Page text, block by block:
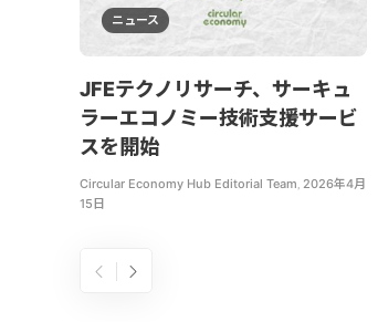
ニュース
JFEテクノリサーチ、サーキュ
ラーエコノミー技術支援サービ
スを開始
Circular Economy Hub Editorial Team 2026年4月
15日